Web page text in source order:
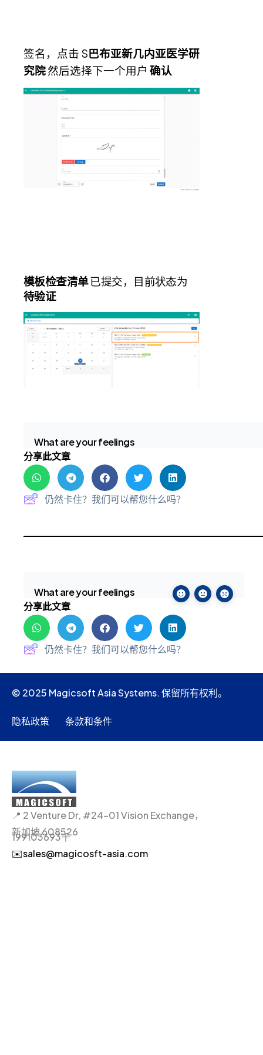
签名，点击 S巴布亚新几内亚医学研
究院然后选择下一个用户 确认
模板检查清单已提交，目前状态为
待验证
What are your feelings
分享此文章
仍然卡住？我们可以帮您什么吗？
What are your feelings
分享此文章
仍然卡住？我们可以帮您什么吗？
© 2025 Magicsoft Asia Systems. 保留所有权利。
隐私政策 条款和条件
📍 2 Venture Dr, #24-01 Vision Exchange，
新加坡 608526
199103693千
✉️sales@magicosft-asia.com